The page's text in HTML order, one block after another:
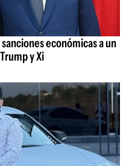
económicas a un
y Xi